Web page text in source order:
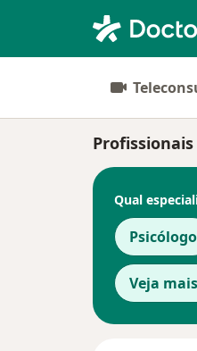
Qual
Psicólogo
Veja mais